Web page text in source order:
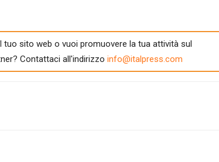
sito web o vuoi promuovere la tua attività sul
Contattaci all'indirizzo info@italpress.com